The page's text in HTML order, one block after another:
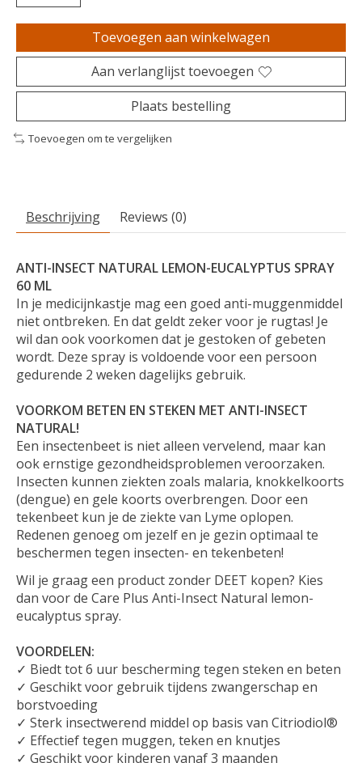
Toevoegen aan winkelwagen
Aan verlanglijst toevoegen
Plaats bestelling
Toevoegen om te vergelijken
Beschrijving Reviews (0)
ANTI-INSECT NATURAL LEMON-EUCALYPTUS SPRAY
60 ML
In je medicijnkastje mag een goed anti-muggenmiddel
niet ontbreken. En dat geldt zeker voor je rugtas! Je
wil dan ook voorkomen dat je gestoken of gebeten
wordt. Deze spray is voldoende voor een persoon
gedurende 2 weken dagelijks gebruik.
VOORKOM BETEN EN STEKEN MET ANTI-INSECT
NATURAL!
Een insectenbeet is niet alleen vervelend, maar kan
ook ernstige gezondheidsproblemen veroorzaken.
Insecten kunnen ziekten zoals malaria, knokkelkoorts
(dengue) en gele koorts overbrengen. Door een
tekenbeet kun je de ziekte van Lyme oplopen.
Redenen genoeg om jezelf en je gezin optimaal te
beschermen tegen insecten- en tekenbeten!
Wil je graag een product zonder DEET kopen? Kies
dan voor de Care Plus Anti-Insect Natural lemon-
eucalyptus spray.
VOORDELEN:
✓ Biedt tot 6 uur bescherming tegen steken en beten
✓ Geschikt voor gebruik tijdens zwangerschap en
borstvoeding
✓ Sterk insectwerend middel op basis van Citriodiol®
✓ Effectief tegen muggen, teken en knutjes
✓ Geschikt voor kinderen vanaf 3 maanden